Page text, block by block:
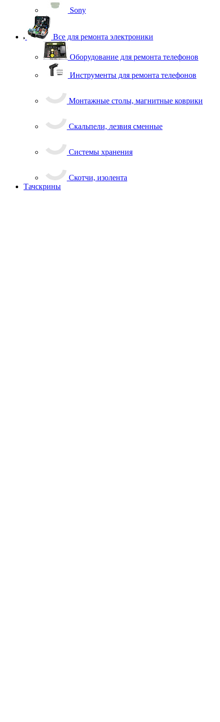
Скальпели, лезвия сменные
Системы хранения
Тачскрины